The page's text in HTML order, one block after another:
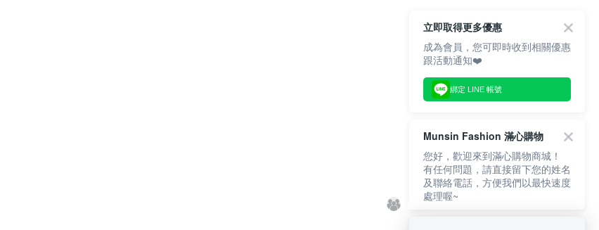
立即取得更多優惠
成為會員，您可即時收到相關優惠
跟活動通知❤️
綁定 LINE 帳號
Munsin Fashion 滿心購物
您好，歡迎來到滿心購物商城！
有任何問題，請直接留下您的姓名
及聯絡電話，方便我們以最快速度
處理喔~